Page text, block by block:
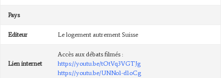
Pays
Editeur Le logement autrement Suisse
Lien internet
Accès aux débats filmés :
https://youtu.be/tOtVq3VGTJg
https://youtu.be/UNNo1-d1oCg